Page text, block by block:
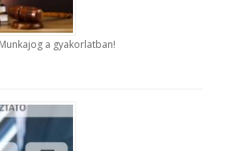
a gyakorlatban!